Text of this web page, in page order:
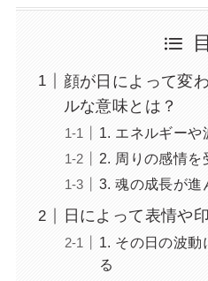
顔が日によって変
ルな意味とは？
1. エネルギーや
2. 周りの感情を
3. 魂の成長が進
日によって表情や
1. その日の波動
る